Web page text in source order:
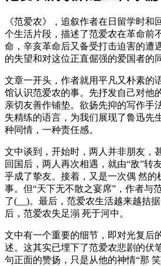
《范爱农》，追叙作者在日留学时和
个生活片段，描述了范爱农在革命前
命，辛亥革命后又备受打击迫害的遭
的失望和对这位正直倔强的爱国者的
文章一开头，作者就用平凡又朴素的
馆认识范爱农的事。先抒发自己对他
亲切友善作铺垫。欲扬先抑的写作手
失精练的语言，为我们展现了鲁迅先
种同情，一种责任感。
文中谈到，开始时，两人并非朋友，
回国后，两人再次相遇，就由“敌”转
乎成了挚友。接着，又是一次偶 然的
事。但“天下无不散之宴席”，作者与
了(__)。最后，范爱农生活越来越拮
后，范爱农失足溺 死于河中。
文中有一个重要的细节，即对光复后
述。这其实已埋下了范爱农悲剧的伏
句正面的赞扬，只是从他的神情“那